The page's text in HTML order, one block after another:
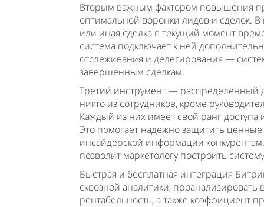
Вторым важным фактором повышения
оптимальной воронки лидов и сделок. В
или иная сделка в текущий момент
система подключает к ней
отслеживания и делегирования —
завершенным сделкам.
Третий инструмент — распределенный
никто из сотрудников, кроме
Каждый из них имеет свой ранг доступа
Это помогает надежно защитить
инсайдерской информации
позволит маркетологу построить
Быстрая и бесплатная интеграция
сквозной аналитики,
рентабельность, а также коэффициент